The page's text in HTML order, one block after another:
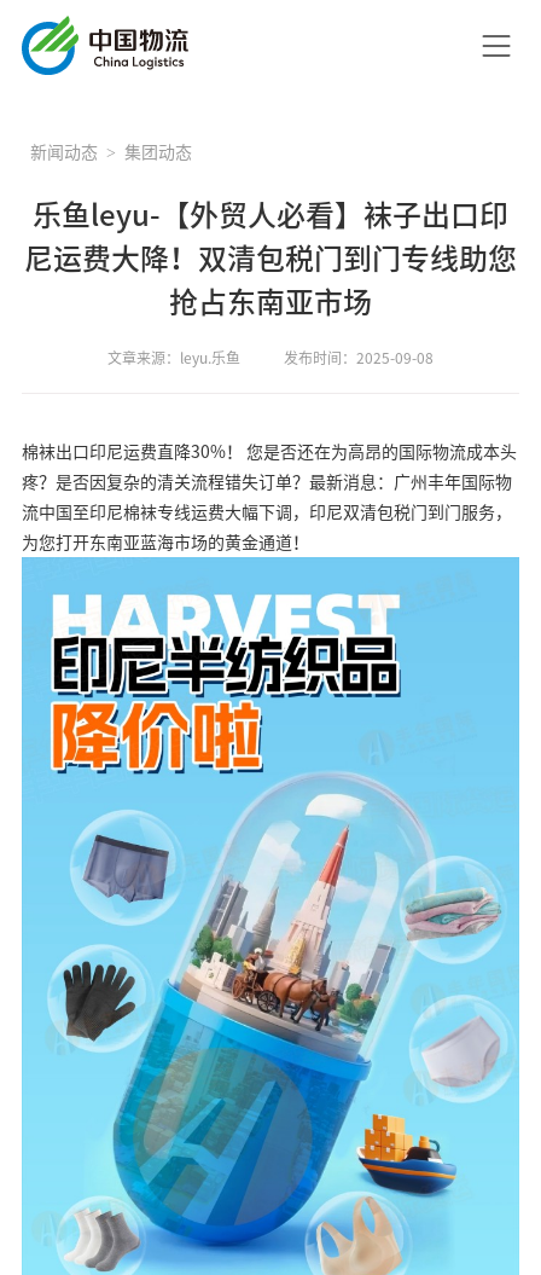
新闻动态 集团动态
乐鱼leyu-【外贸人必看】袜子出口印
尼运费大降！双清包税门到门专线助您
抢占东南亚市场
文章来源：leyu.乐鱼 发布时间：2025-09-08
棉袜出口印尼运费直降30%！ 您是否还在为高昂的国际物流成本头
疼？是否因复杂的清关流程错失订单？最新消息：广州丰年国际物
流中国至印尼棉袜专线运费大幅下调，印尼双清包税门到门服务，
为您打开东南亚蓝海市场的黄金通道！